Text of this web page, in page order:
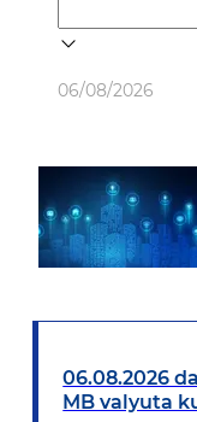
06/08/2026
06.08.2026
MB valyuta